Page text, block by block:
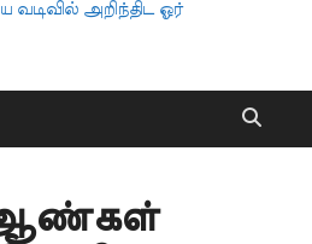
அறிந்திட ஓர்
ஆண்கள்